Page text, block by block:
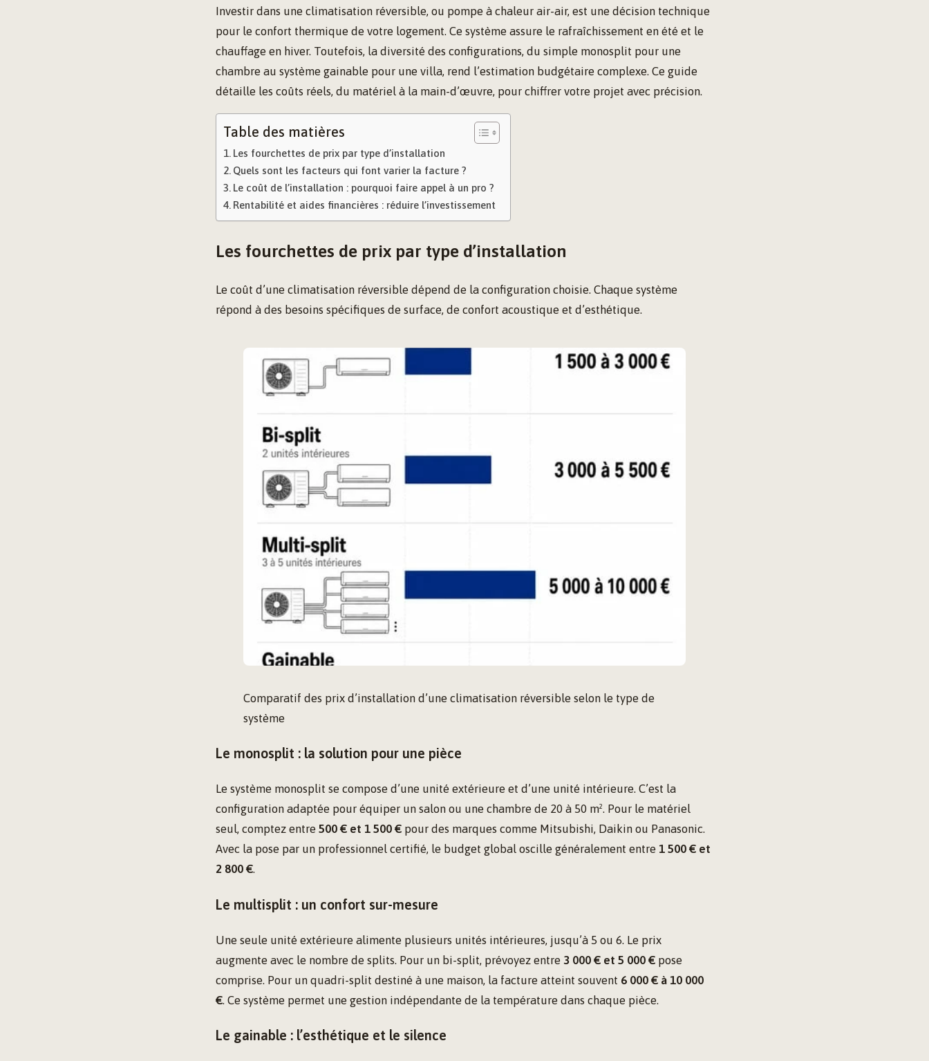
Investir dans une climatisation réversible, ou pompe à chaleur air-air, est une décision technique
pour le confort thermique de votre logement. Ce système assure le rafraîchissement en été et le
chauffage en hiver. Toutefois, la diversité des configurations, du simple monosplit pour une
chambre au système gainable pour une villa, rend l’estimation budgétaire complexe. Ce guide
détaille les coûts réels, du matériel à la main-d’œuvre, pour chiffrer votre projet avec précision.
Table des matières
Les fourchettes de prix par type d’installation
Quels sont les facteurs qui font varier la facture ?
Le coût de l’installation : pourquoi faire appel à un pro ?
Rentabilité et aides financières : réduire l’investissement
Les fourchettes de prix par type d’installation
Le coût d’une climatisation réversible dépend de la configuration choisie. Chaque système
répond à des besoins spécifiques de surface, de confort acoustique et d’esthétique.
Comparatif des prix d’installation d’une climatisation réversible selon le type de
système
Le monosplit : la solution pour une pièce
Le système monosplit se compose d’une unité extérieure et d’une unité intérieure. C’est la
configuration adaptée pour équiper un salon ou une chambre de 20 à 50 m². Pour le matériel
seul, comptez entre 500 € et 1 500 € pour des marques comme Mitsubishi, Daikin ou Panasonic.
Avec la pose par un professionnel certifié, le budget global oscille généralement entre 1 500 € et
2 800 €.
Le multisplit : un confort sur-mesure
Une seule unité extérieure alimente plusieurs unités intérieures, jusqu’à 5 ou 6. Le prix
augmente avec le nombre de splits. Pour un bi-split, prévoyez entre 3 000 € et 5 000 € pose
comprise. Pour un quadri-split destiné à une maison, la facture atteint souvent 6 000 € à 10 000
€. Ce système permet une gestion indépendante de la température dans chaque pièce.
Le gainable : l’esthétique et le silence